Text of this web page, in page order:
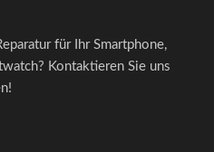
für Ihr Smartphone,
Kontaktieren Sie uns